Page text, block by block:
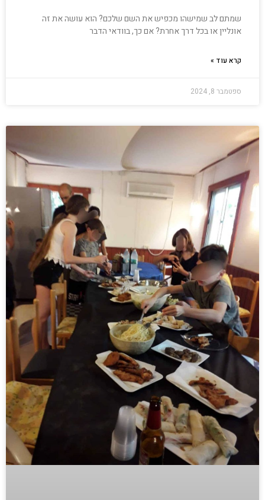
שמתם לב שמישהו מכפיש את השם שלכם? הוא עושה את זה
אונליין או בכל דרך אחרת? אם כך, בוודאי הדבר
קרא עוד »
ספטמבר 8, 2024